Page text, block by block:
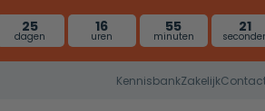
25
dagen
16
uren
55
minuten
20
KennisbankZakelijk